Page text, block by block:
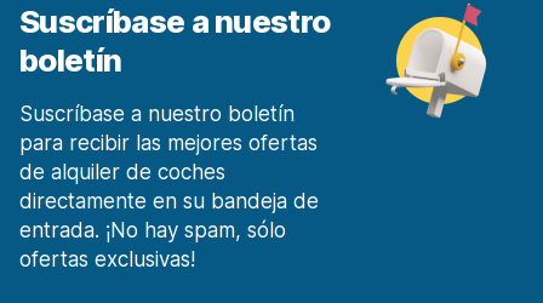
Suscríbase a nuestro
boletín
Suscríbase a nuestro boletín
para recibir las mejores ofertas
de alquiler de coches
directamente en su bandeja de
entrada. ¡No hay spam, sólo
ofertas exclusivas!